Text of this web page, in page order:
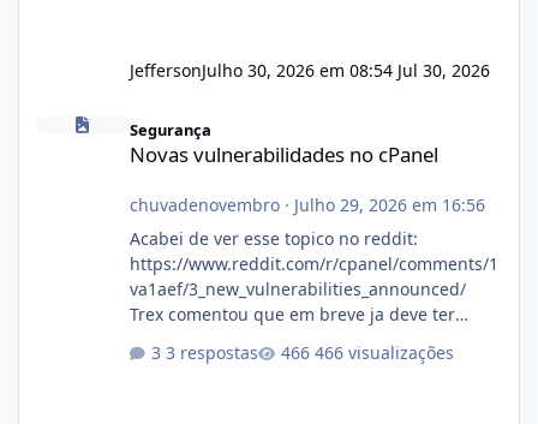
JeffersonJulho 30, 2026 em 08:54 Jul 30, 2026
Novas vulnerabilidades no cPanel
Segurança
Novas vulnerabilidades no cPanel
chuvadenovembro· Julho 29, 2026 em 16:56
Acabei de ver esse topico no reddit:
https://www.reddit.com/r/cpanel/comments/1
va1aef/3_new_vulnerabilities_announced/
Trex comentou que em breve ja deve ter
3 respostas 466 visualizações